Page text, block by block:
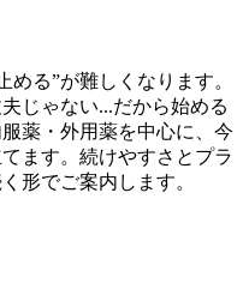
める”が難しくなります。
じゃない...だから始める
薬・外用薬を中心に、今
ます。続けやすさとプラ
形でご案内します。